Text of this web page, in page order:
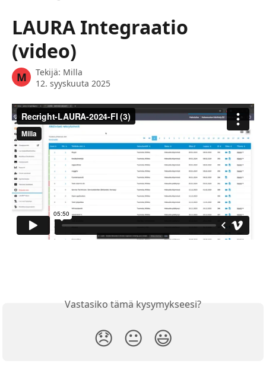
LAURA Integraatio
(video)
M Tekijä: Milla
12. syyskuuta 2025
Vastasiko tämä kysymykseesi?
😞 😐 😃